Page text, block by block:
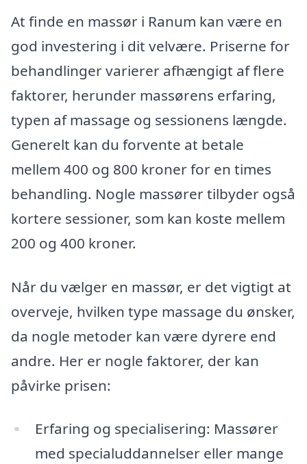
At finde en massør i Ranum kan være en
god investering i dit velvære. Priserne for
behandlinger varierer afhængigt af flere
faktorer, herunder massørens erfaring,
typen af massage og sessionens længde.
Generelt kan du forvente at betale
mellem 400 og 800 kroner for en times
behandling. Nogle massører tilbyder også
kortere sessioner, som kan koste mellem
200 og 400 kroner.
Når du vælger en massør, er det vigtigt at
overveje, hvilken type massage du ønsker,
da nogle metoder kan være dyrere end
andre. Her er nogle faktorer, der kan
påvirke prisen:
Erfaring og specialisering: Massører
med specialuddannelser eller mange